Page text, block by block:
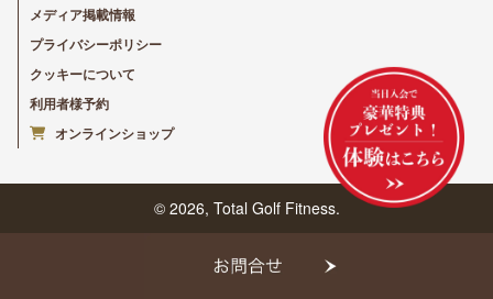
メディア掲載情報
プライバシーポリシー
クッキーについて
利用者様予約
オンラインショップ
© 2026, Total Golf Fitness.